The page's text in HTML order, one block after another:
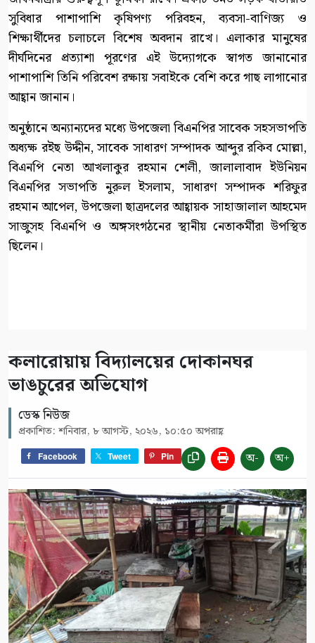
সুবিধার পাশাপাশি কৃষিপণ্য পরিবহন, ব্যবসা-বাণিজ্য ও
শিক্ষার্থীদের চলাচলে বিশেষ অবদান রাখে। এলাকার মানুষের
দীর্ঘদিনের প্রত্যাশা পূরণের এই উদ্যোগকে স্বাগত জানানোর
পাশাপাশি তিনি পরিবেশ রক্ষায় সবাইকে বেশি করে গাছ লাগানোর
আহ্বান জানান।
অনুষ্ঠানে অন্যান্যদের মধ্যে উপজেলা বিএনপির সাবেক সহসভাপতি
অধ্যক্ষ রইছ উদ্দীন, সাবেক সাধারণ সম্পাদক আব্দুর রকিব মোল্লা,
বিএনপি নেতা আখলাকুর রহমান শেলী, জালালাবাদ ইউনিয়ন
বিএনপির সভাপতি নুরুল ইসলাম, সাধারণ সম্পাদক শরিফুর
রহমান আপেল, উপজেলা ছাত্রদলের আহ্বায়ক সাহাজালাল আহমেদ
সাজুসহ বিএনপি ও অঙ্গসংগঠনের স্থানীয় নেতাকর্মীরা উপস্থিত
ছিলেন।
কলারোয়ায় বিদ্যালয়ের দোকানঘর
ভাঙচুরের অভিযোগ
ডেস্ক নিউজ
প্রকাশিত: শনিবার, ৮ আগস্ট, ২০২৬, ১০:৫০ অপরাহ্ণ
Facebook Tweet Pin অ- অ+